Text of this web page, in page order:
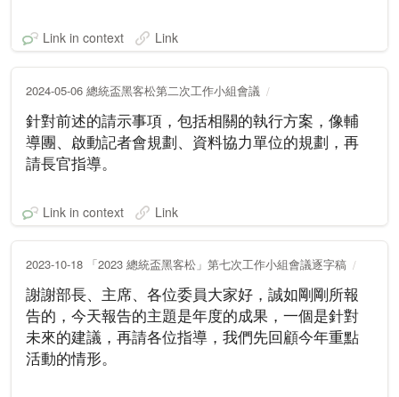
Link in context Link
2024-05-06 總統盃黑客松第二次工作小組會議
針對前述的請示事項，包括相關的執行方案，像輔
導團、啟動記者會規劃、資料協力單位的規劃，再
請長官指導。
Link in context Link
2023-10-18 「2023 總統盃黑客松」第七次工作小組會議逐字稿
謝謝部長、主席、各位委員大家好，誠如剛剛所報
告的，今天報告的主題是年度的成果，一個是針對
未來的建議，再請各位指導，我們先回顧今年重點
活動的情形。